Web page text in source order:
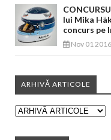
lui Mika
concurs pe
Nov 01 2016
ARHIVĂ ARTICOLE